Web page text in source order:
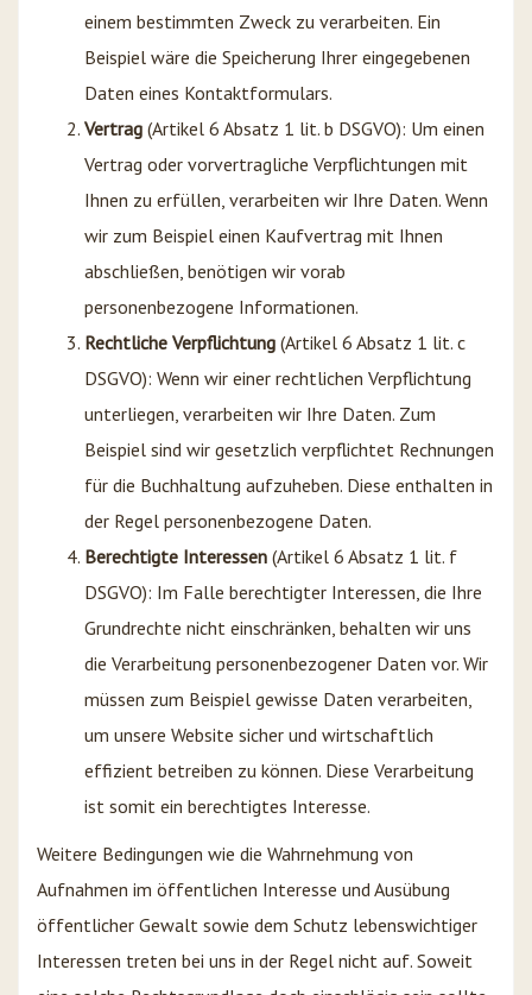
einem bestimmten Zweck zu verarbeiten. Ein
Beispiel wäre die Speicherung Ihrer eingegebenen
Daten eines Kontaktformulars.
Vertrag (Artikel 6 Absatz 1 lit. b DSGVO): Um einen
Vertrag oder vorvertragliche Verpflichtungen mit
Ihnen zu erfüllen, verarbeiten wir Ihre Daten. Wenn
wir zum Beispiel einen Kaufvertrag mit Ihnen
abschließen, benötigen wir vorab
personenbezogene Informationen.
Rechtliche Verpflichtung (Artikel 6 Absatz 1 lit. c
DSGVO): Wenn wir einer rechtlichen Verpflichtung
unterliegen, verarbeiten wir Ihre Daten. Zum
Beispiel sind wir gesetzlich verpflichtet Rechnungen
für die Buchhaltung aufzuheben. Diese enthalten in
der Regel personenbezogene Daten.
Berechtigte Interessen (Artikel 6 Absatz 1 lit. f
DSGVO): Im Falle berechtigter Interessen, die Ihre
Grundrechte nicht einschränken, behalten wir uns
die Verarbeitung personenbezogener Daten vor. Wir
müssen zum Beispiel gewisse Daten verarbeiten,
um unsere Website sicher und wirtschaftlich
effizient betreiben zu können. Diese Verarbeitung
ist somit ein berechtigtes Interesse.
Weitere Bedingungen wie die Wahrnehmung von
Aufnahmen im öffentlichen Interesse und Ausübung
öffentlicher Gewalt sowie dem Schutz lebenswichtiger
Interessen treten bei uns in der Regel nicht auf. Soweit